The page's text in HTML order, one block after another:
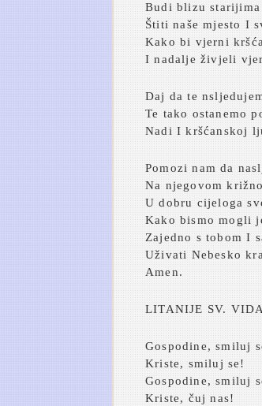
Budi blizu
Štiti naše mjesto I
Kako bi vjerni
I nadalje živjeli
Daj da te
Te tako ostanemo
Nadi I kršćanskoj
Pomozi nam da
Na njegovom
U dobru cijeloga
Kako bismo mogli
Zajedno s tobom I
Uživati Nebesko
Amen.
LITANIJE SV. VIDA
Gospodine, smiluj
Kriste, smiluj se!
Gospodine, smiluj
Kriste, čuj nas!